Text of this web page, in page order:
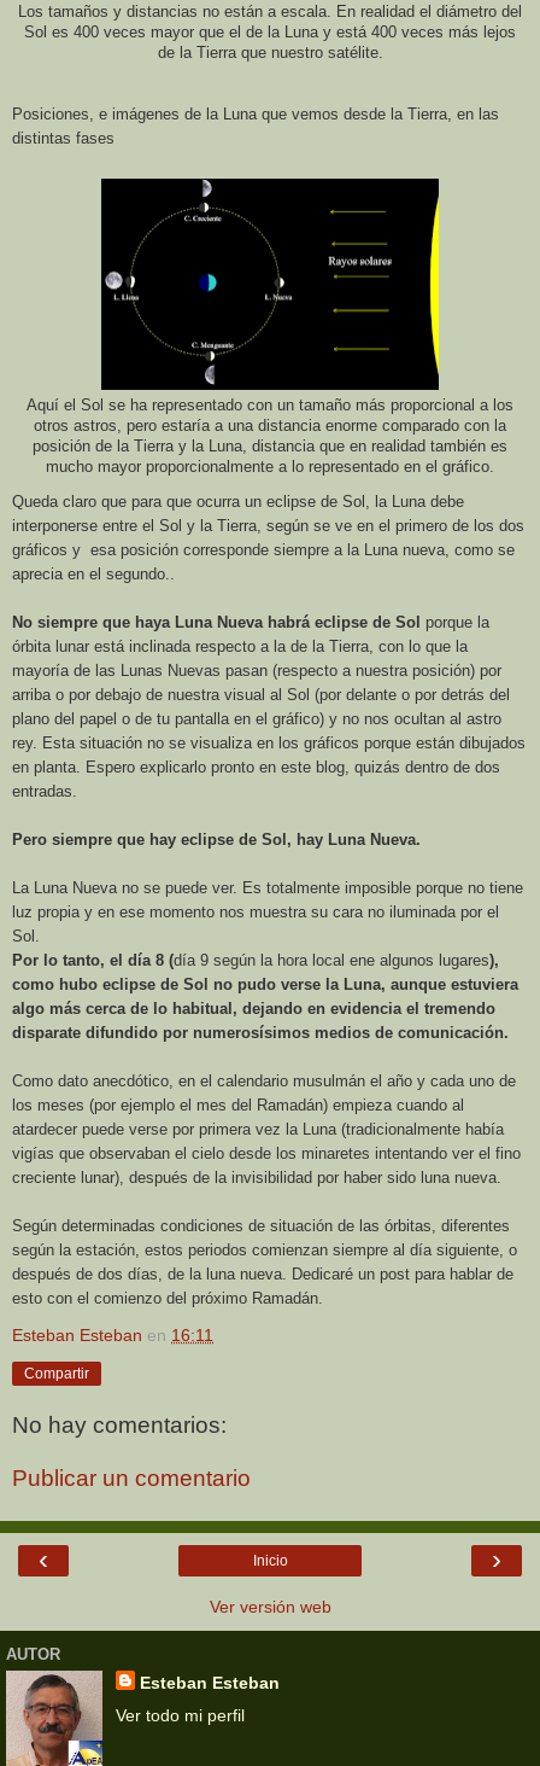
Los tamaños y distancias no están a escala. En realidad el diámetro del
Sol es 400 veces mayor que el de la Luna y está 400 veces más lejos
de la Tierraque nuestro satélite.
Posiciones, e imágenes de la Luna que vemos desde la Tierra, en las
distintas fases
Aquí el Sol se ha representado con un tamaño más proporcional a los
otros astros, pero estaría a una distancia enorme comparado con la
posición de la Tierra y la Luna, distancia que en realidad también es
mucho mayor proporcionalmente a lo representado en el gráfico.
Queda claro que para que ocurra un eclipse de Sol, la Lunadebe
interponerse entre el Sol y la Tierra, según se ve en el primero de los dos
gráficos y esa posición corresponde siempre a la Lunanueva, como se
aprecia en el segundo..
No siempre que haya Luna Nueva habrá eclipse de Sol porque la
órbita lunar está inclinada respecto a la de la Tierra, con lo que la
mayoría de las Lunas Nuevas pasan (respecto a nuestra posición) por
arriba o por debajo de nuestra visual al Sol (por delante o por detrás del
plano del papel o de tu pantalla en el gráfico) y no nos ocultan al astro
rey. Esta situación no se visualiza en los gráficos porque están dibujados
en planta. Espero explicarlo pronto en este blog, quizás dentro de dos
entradas.
Pero siempre que hay eclipse de Sol, hay Luna Nueva.
La Luna Nuevano se puede ver. Es totalmente imposible porque no tiene
luz propia y en ese momento nos muestra su cara no iluminada por el
Sol.
Por lo tanto, el día 8 (día 9 según la hora local ene algunos lugares),
como hubo eclipse de Sol no pudo verse la Luna, aunque estuviera
algo más cerca de lo habitual, dejando en evidencia el tremendo
disparate difundido por numerosísimos medios de comunicación.
Como dato anecdótico, en el calendario musulmán el año y cada uno de
los meses (por ejemplo el mes del Ramadán) empieza cuando al
atardecer puede verse por primera vez la Luna(tradicionalmente había
vigías que observaban el cielo desde los minaretes intentando ver el fino
creciente lunar), después de la invisibilidad por haber sido luna nueva.
Según determinadas condiciones de situación de las órbitas, diferentes
según la estación, estos periodos comienzan siempre al día siguiente, o
después de dos días, de la luna nueva. Dedicaré un post para hablar de
esto con el comienzo del próximo Ramadán.
Esteban Esteban en 16:11
Compartir
No hay comentarios:
Publicar un comentario
‹ ›
Inicio
Ver versión web
AUTOR
Esteban Esteban
Ver todo mi perfil